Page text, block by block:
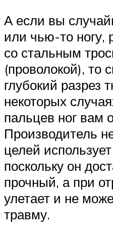
А если вы
или чью-то ногу,
со стальным
(проволокой), то
глубокий разрез
некоторых
пальцев ног вам
Производитель
целей
поскольку он
прочный, а при
улетает и не
травму.